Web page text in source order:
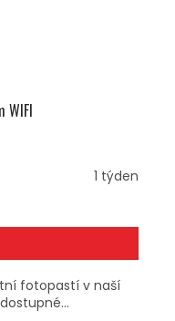
WIFI
1 týden
fotopastí v naší